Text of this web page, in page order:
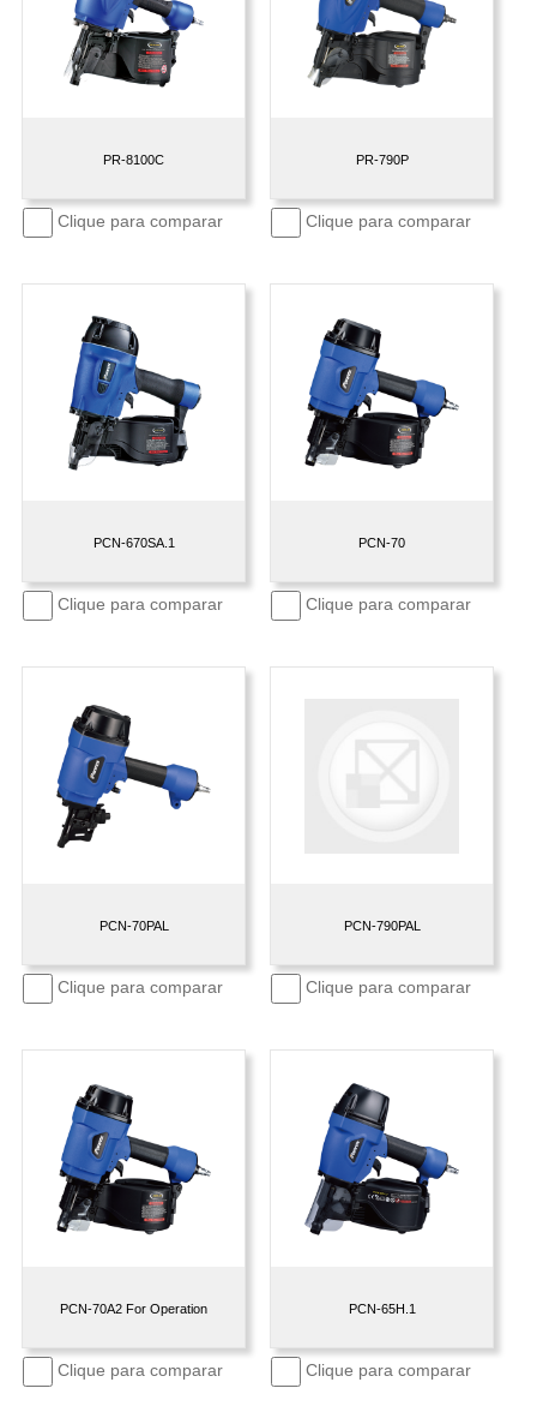
Clique para comparar
PR-8100C
Clique para comparar
PR-790P
Clique para comparar
PCN-670SA.1
Clique para comparar
PCN-70
Clique para comparar
PCN-70PAL
Clique para comparar
PCN-790PAL
Clique para comparar
PCN-70A2 For Operation
Clique para comparar
PCN-65H.1